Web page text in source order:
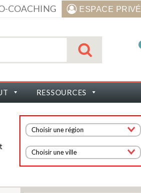
COACHING ESPACE PRIVÉ
RESSOURCES
Choisir une région
Choisir une ville